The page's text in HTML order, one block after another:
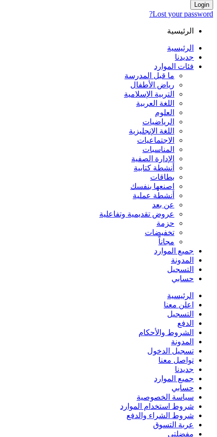
Login
Lost your password?
الرئيسية
الرئيسية
جديدنا
فئات الموارد
ما قبل المدرسة
رياض الأطفال
التربية الإسلامية
اللغة العربية
العلوم
الرياضيات
اللغة الإنجليزية
الاجتماعيات
المناسبات
الإدارة الصفية
أنشطة كتابية
بطاقات
اصنعها بنفسك
أنشطة عملية
عن بعد
عروض تقديمية وتفاعلية
حزمة
تخفيضات
مجاناً
جميع الموارد
المدونة
التسجيل
حسابي
الرئيسية
اعلن معنا
التسجيل
الدفع
الشروط والأحكام
المدونة
تسجيل الدخول
تواصل معنا
جديدنا
جميع الموارد
حسابي
سياسة الخصوصية
شروط استخدام الموارد
شروط الشراء والدفع
عربة التسوق
مفضلتي